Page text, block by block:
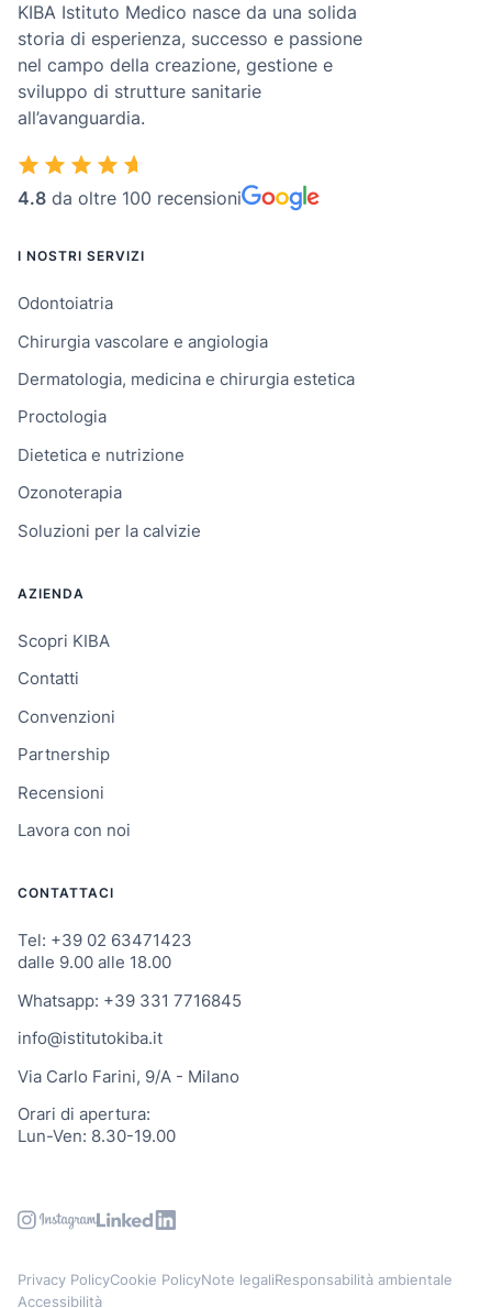
KIBA Istituto Medico nasce da una solida
storia di esperienza, successo e passione
nel campo della creazione, gestione e
sviluppo di strutture sanitarie
all’avanguardia.
4.8 da oltre 100 recensioni
I NOSTRI SERVIZI
Odontoiatria
Chirurgia vascolare e angiologia
Dermatologia, medicina e chirurgia estetica
Proctologia
Dietetica e nutrizione
Ozonoterapia
Soluzioni per la calvizie
AZIENDA
Scopri KIBA
Contatti
Convenzioni
Partnership
Recensioni
Lavora con noi
CONTATTACI
Tel: +39 02 63471423
dalle 9.00 alle 18.00
Whatsapp: +39 331 7716845
info@istitutokiba.it
Via Carlo Farini, 9/A - Milano
Orari di apertura:
Lun-Ven: 8.30-19.00
Privacy PolicyCookie PolicyNote legaliResponsabilità ambientale
Accessibilità